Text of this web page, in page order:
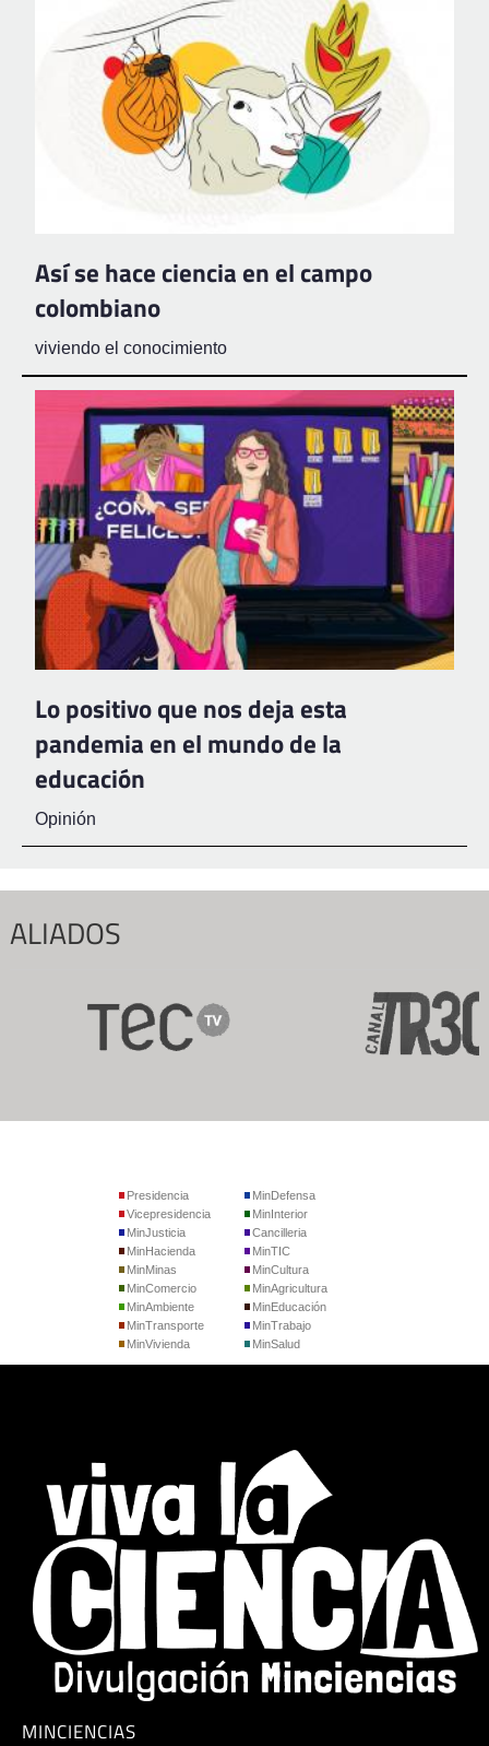
Así se hace ciencia en el campo
colombiano
viviendo el conocimiento
Lo positivo que nos deja esta
pandemia en el mundo de la
educación
Opinión
ALIADOS
Presidencia
Vicepresidencia
MinJusticia
MinDefensa
MinInterior
Cancilleria
MinHacienda
MinMinas
MinComercio
MinTIC
MinCultura
MinAgricultura
MinAmbiente
MinTransporte
MinVivienda
MinEducación
MinTrabajo
MinSalud
MINCIENCIAS